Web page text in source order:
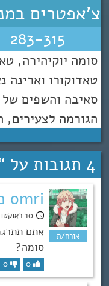
צ'אפטרים
283-315
סומה יוקיהירה,
טאדוקורו וארינה
סאיבה והשפים
הגורמה לצעירים,
4 תגובות על “
omri כתב/ה:
10 באוקטובר 2020, 7:33
סומה?
0
0